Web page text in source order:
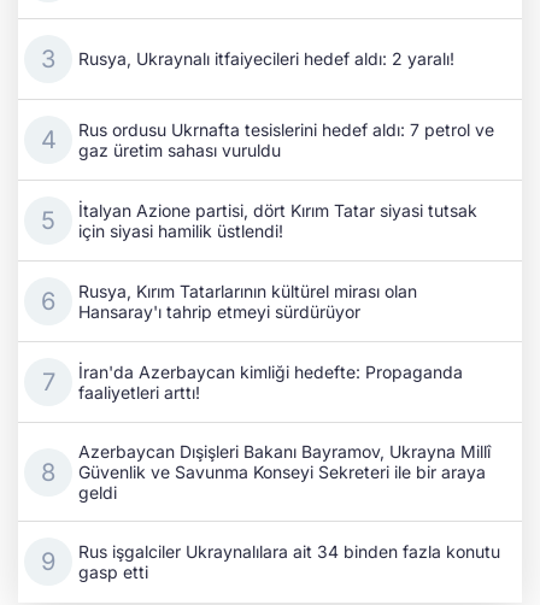
Rusya, Ukraynalı itfaiyecileri hedef aldı: 2 yaralı!
Rus ordusu Ukrnafta tesislerini hedef aldı: 7 petrol ve
gaz üretim sahası vuruldu
İtalyan Azione partisi, dört Kırım Tatar siyasi tutsak
için siyasi hamilik üstlendi!
Rusya, Kırım Tatarlarının kültürel mirası olan
Hansaray'ı tahrip etmeyi sürdürüyor
İran'da Azerbaycan kimliği hedefte: Propaganda
faaliyetleri arttı!
Azerbaycan Dışişleri Bakanı Bayramov, Ukrayna Millî
Güvenlik ve Savunma Konseyi Sekreteri ile bir araya
geldi
Rus işgalciler Ukraynalılara ait 34 binden fazla konutu
gasp etti